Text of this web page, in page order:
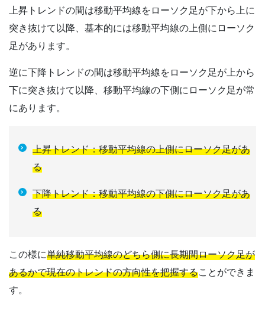
上昇トレンドの間は移動平均線をローソク足が下から上に
突き抜けて以降、基本的には移動平均線の上側にローソク
足があります。
逆に下降トレンドの間は移動平均線をローソク足が上から
下に突き抜けて以降、移動平均線の下側にローソク足が常
にあります。
上昇トレンド：移動平均線の上側にローソク足があ
る
下降トレンド：移動平均線の下側にローソク足があ
る
この様に単純移動平均線のどちら側に長期間ローソク足が
あるかで現在のトレンドの方向性を把握することができま
す。